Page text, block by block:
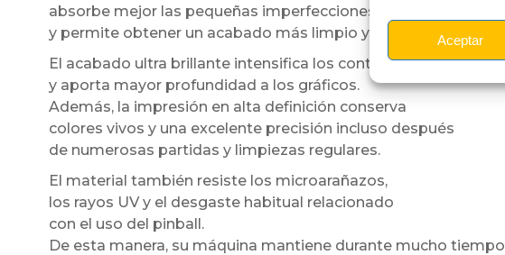
Aceptar
absorbe mejor las pequeñas imperfecciones de la superficie
y permite obtener un acabado más limpio y uniforme.
El acabado ultra brillante intensifica los contrastes
y aporta mayor profundidad a los gráficos.
Además, la impresión en alta definición conserva
colores vivos y una excelente precisión incluso después
de numerosas partidas y limpiezas regulares.
El material también resiste los microarañazos,
los rayos UV y el desgaste habitual relacionado
con el uso del pinball.
De esta manera, su máquina mantiene durante mucho tiempo